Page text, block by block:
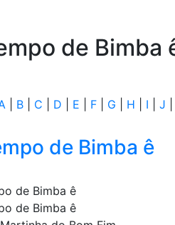
de Bimba
B C D E F G H I J
de Bimba ê
de Bimba ê
de Bimba ê